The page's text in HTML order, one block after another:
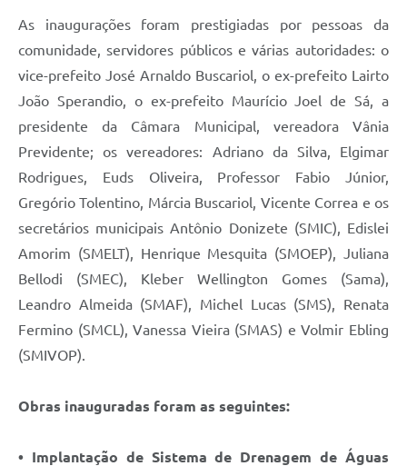
As inaugurações foram prestigiadas por pessoas da
comunidade, servidores públicos e várias autoridades: o
vice-prefeito José Arnaldo Buscariol, o ex-prefeito Lairto
João Sperandio, o ex-prefeito Maurício Joel de Sá, a
presidente da Câmara Municipal, vereadora Vânia
Previdente; os vereadores: Adriano da Silva, Elgimar
Rodrigues, Euds Oliveira, Professor Fabio Júnior,
Gregório Tolentino, Márcia Buscariol, Vicente Correa e os
secretários municipais Antônio Donizete (SMIC), Edislei
Amorim (SMELT), Henrique Mesquita (SMOEP), Juliana
Bellodi (SMEC), Kleber Wellington Gomes (Sama),
Leandro Almeida (SMAF), Michel Lucas (SMS), Renata
Fermino (SMCL), Vanessa Vieira (SMAS) e Volmir Ebling
(SMIVOP).
Obras inauguradas foram as seguintes:
• Implantação de Sistema de Drenagem de Águas